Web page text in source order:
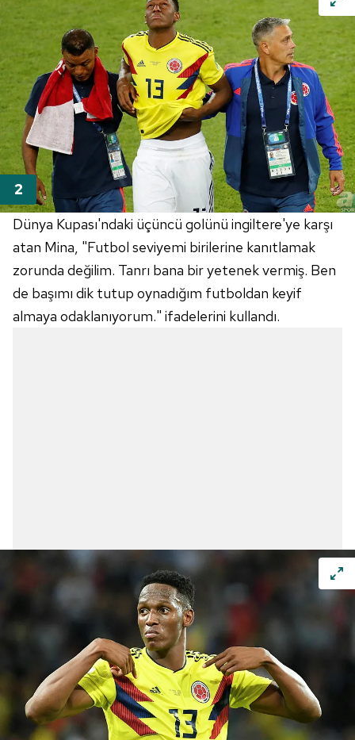
Dünya Kupası'ndaki üçüncü golünü ingiltere'ye karşı
atan Mina, "Futbol seviyemi birilerine kanıtlamak
zorunda değilim. Tanrı bana bir yetenek vermiş. Ben
de başımı dik tutup oynadığım futboldan keyif
almaya odaklanıyorum." ifadelerini kullandı.